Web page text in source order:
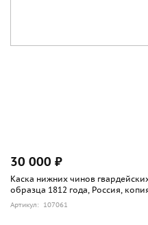
30 000 ₽
Каска нижних чинов
образца 1812 года, Россия,
Артикул: 107061